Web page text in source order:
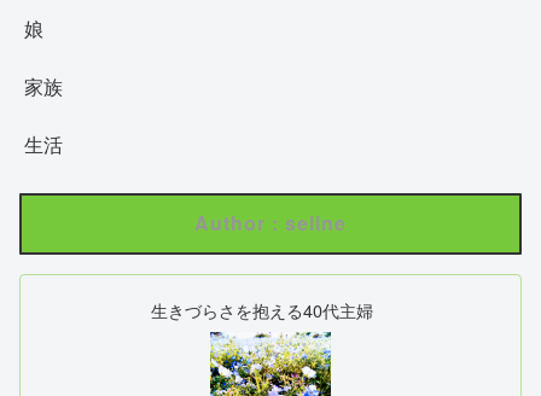
娘
家族
生活
Author : seline
生きづらさを抱える40代主婦